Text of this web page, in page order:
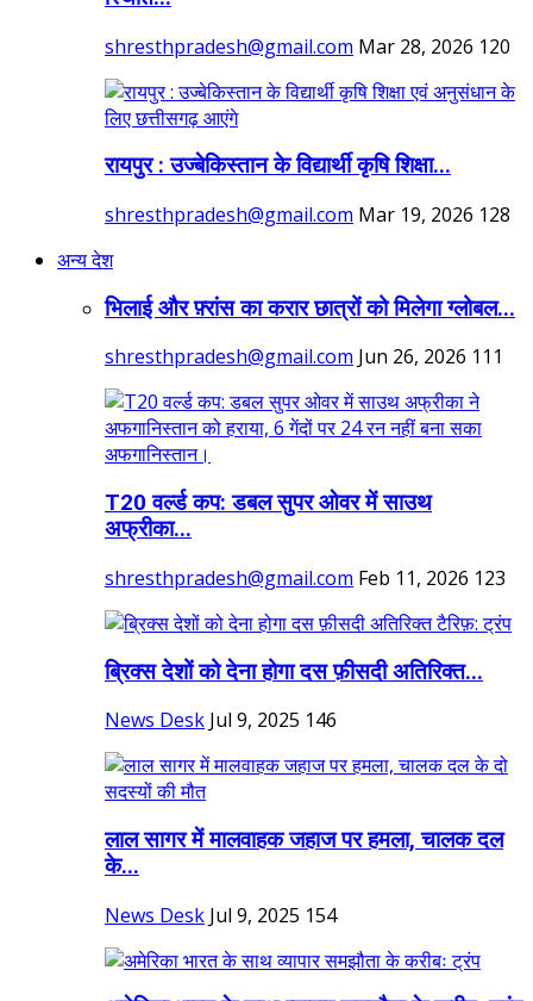
shresthpradesh@gmail.com Mar 28, 2026 120
रायपुर : उज्बेकिस्तान के विद्यार्थी कृषि शिक्षा...
shresthpradesh@gmail.com Mar 19, 2026 128
अन्य देश
भिलाई और फ़्रांस का करार छात्रों को मिलेगा ग्लोबल...
shresthpradesh@gmail.com Jun 26, 2026 111
T20 वर्ल्ड कप: डबल सुपर ओवर में साउथ
अफ्रीका...
shresthpradesh@gmail.com Feb 11, 2026 123
ब्रिक्स देशों को देना होगा दस फ़ीसदी अतिरिक्त...
News Desk Jul 9, 2025 146
लाल सागर में मालवाहक जहाज पर हमला, चालक दल
के...
News Desk Jul 9, 2025 154